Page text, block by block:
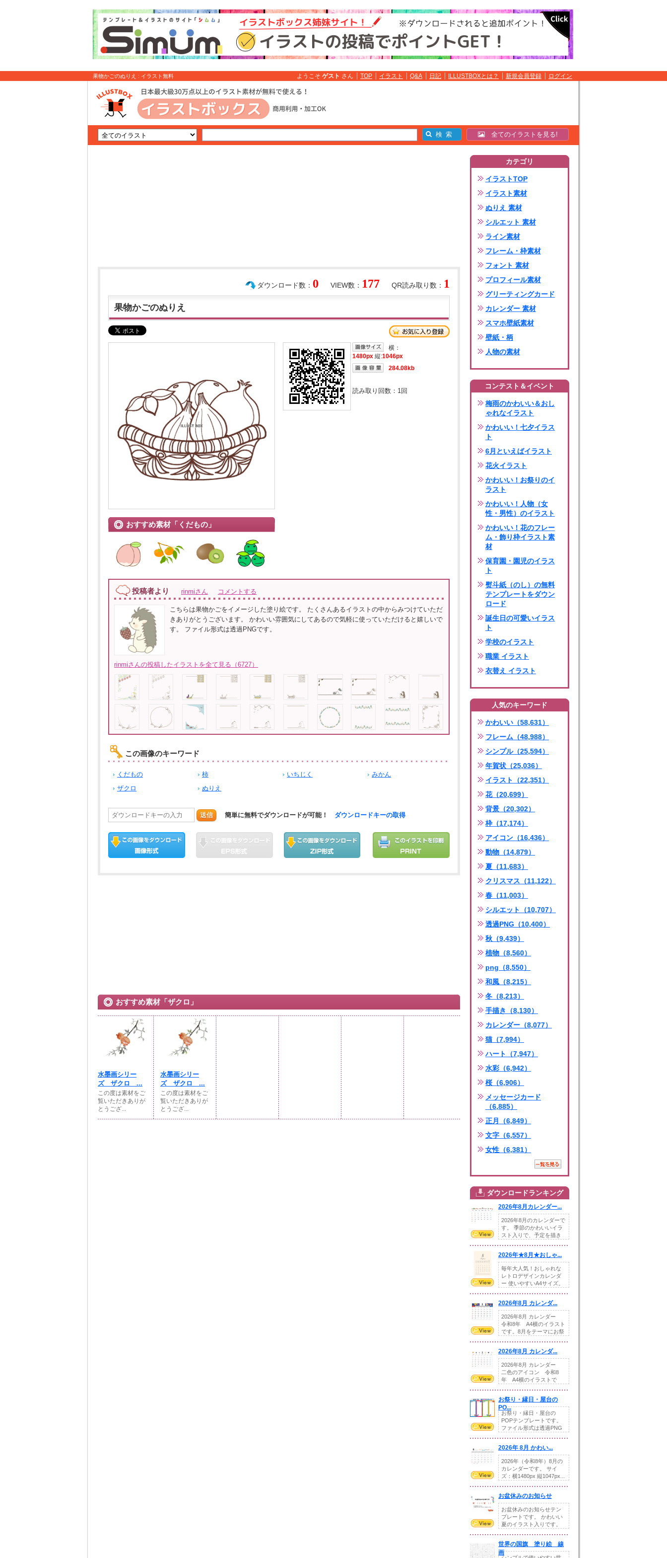
果物かごのぬりえ : イラスト無料 ようこそ ゲスト さん TOP イラスト Q&A 日記 ILLUSTBOXとは？ 新規会員登録 ログイン
全てのイラストを見る!
QR読み取り数： 1
VIEW数： 177
ダウンロード数： 0
果物かごのぬりえ
おすすめ素材「くだもの」
横：
1480px 縦:1046px
284.08kb
読み取り回数： 1回
投稿者より rinmiさん コメントする
こちらは果物かごをイメージした塗り絵です。 たくさんあるイラストの中からみつけていただ
きありがとうございます。 かわいい雰囲気にしてあるので気軽に使っていただけると嬉しいで
す。 ファイル形式は透過PNGです。
rinmiさんの投稿したイラストを全て見る（6727）
この画像のキーワード
くだもの 柿 いちじく
みかん
ザクロ
ぬりえ
送信 簡単に無料でダウンロードが可能！ ダウンロードキーの取得
おすすめ素材「ザクロ」
水墨画シリー
ズ ザクロ ...
この度は素材をご
覧いただきありが
とうござ...
水墨画シリー
ズ ザクロ ...
この度は素材をご
覧いただきありが
とうござ...
カテゴリ
イラストTOP
イラスト素材
ぬりえ 素材
シルエット 素材
ライン素材
フレーム・枠素材
フォント 素材
プロフィール素材
グリーティングカード
カレンダー 素材
スマホ壁紙素材
壁紙・柄
人物の素材
コンテスト＆イベント
梅雨のかわいい＆おし
ゃれなイラスト
かわいい！七夕イラス
ト
6月といえばイラスト
花火イラスト
かわいい！お祭りのイ
ラスト
かわいい！人物（女
性・男性）のイラスト
かわいい！花のフレー
ム・飾り枠イラスト素
材
保育園・園児のイラス
ト
熨斗紙（のし）の無料
テンプレートをダウン
ロード
誕生日の可愛いイラス
ト
学校のイラスト
職業 イラスト
衣替え イラスト
人気のキーワード
かわいい（58,631）
フレーム（48,988）
シンプル（25,594）
年賀状（25,036）
イラスト（22,351）
花（20,699）
背景（20,302）
枠（17,174）
アイコン（16,436）
動物（14,879）
夏（11,683）
クリスマス（11,122）
春（11,003）
シルエット（10,707）
透過PNG（10,400）
秋（9,439）
植物（8,560）
png（8,550）
和風（8,215）
冬（8,213）
手描き（8,130）
カレンダー（8,077）
猫（7,994）
ハート（7,947）
水彩（6,942）
桜（6,906）
メッセージカード
（6,885）
正月（6,849）
文字（6,557）
女性（6,381）
ダウンロードランキング
2026年8月カレンダー...
2026年8月のカレンダーで
す。 季節のかわいいイラ
スト入りで、予定を描き
2026年★8月★おしゃ...
毎年大人気！おしゃれな
レトロデザインカレンダ
ー 使いやすいA4サイズ。
2026年8月 カレンダ...
2026年8月 カレンダー
令和8年 A4横のイラスト
です。8月をテーマにお祭
2026年8月 カレンダ...
2026年8月 カレンダー
二色のアイコン 令和8
年 A4横のイラストで
お祭り・縁日・屋台の
PO...
お祭り・縁日・屋台の
POPテンプレートです。
ファイル形式は透過PNG
2026年 8月 かわい...
2026年（令和8年）8月の
カレンダーです。 サイ
ズ：横1480px 縦1047px...
お盆休みのお知らせ
お盆休みのお知らせテン
プレートです。 かわいい
夏のイラスト入りです。
世界の国旗 塗り絵 線
画